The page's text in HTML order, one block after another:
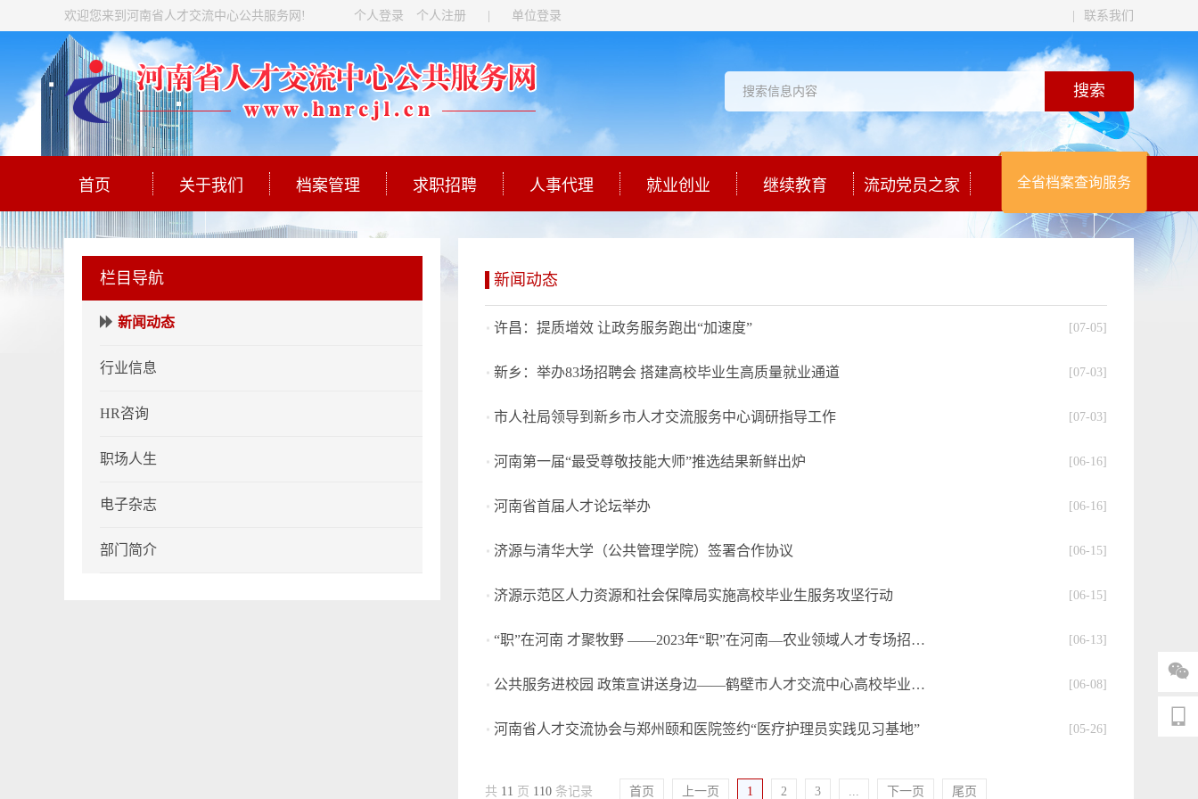


欢迎您来到河南省人才交流中心公共服务网! 个人登录 个人注册 单位登录 联系我们
首页 关于我们 档案管理 求职招聘 人事代理 就业创业 继续教育 流动党员之家 全省档案查询服务
栏目导航
新闻动态
行业信息
HR咨询
职场人生
电子杂志
部门简介
新闻动态
许昌：提质增效 让政务服务跑出“加速度” [07-05]
新乡：举办83场招聘会 搭建高校毕业生高质量就业通道 [07-03]
市人社局领导到新乡市人才交流服务中心调研指导工作 [07-03]
河南第一届“最受尊敬技能大师”推选结果新鲜出炉 [06-16]
河南省首届人才论坛举办 [06-16]
济源与清华大学（公共管理学院）签署合作协议 [06-15]
济源示范区人力资源和社会保障局实施高校毕业生服务攻坚行动 [06-15]
“职”在河南 才聚牧野 ——2023年“职”在河南—农业领域人才专场招聘会成功举办 [06-13]
公共服务进校园 政策宣讲送身边——鹤壁市人才交流中心高校毕业生和流动人员档案管理服务政策进校园 [06-08]
河南省人才交流协会与郑州颐和医院签约“医疗护理员实践见习基地” [05-26]
共 11 页 110 条记录 首页 上一页 1 2 3 ... 下一页 尾页